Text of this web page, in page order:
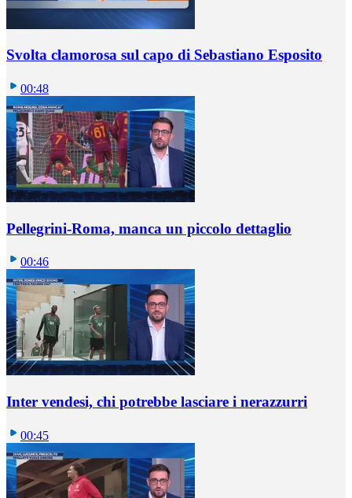
Svolta clamorosa sul capo di Sebastiano Esposito
00:48
Pellegrini-Roma, manca un piccolo dettaglio
00:46
Inter vendesi, chi potrebbe lasciare i nerazzurri
00:45